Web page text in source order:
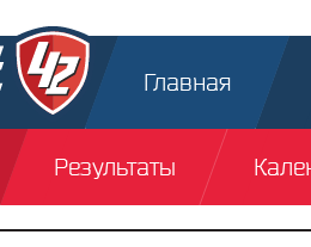
Главная
Результаты